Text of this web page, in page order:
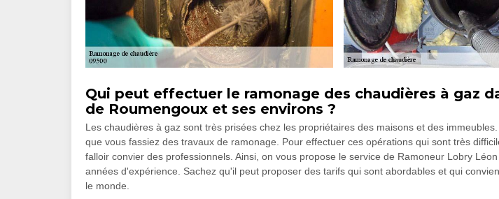
Qui peut effectuer le ramonage des chaudières à gaz
de Roumengoux et ses environs ?
Les chaudières à gaz sont très prisées chez les propriétaires des maisons et des
que vous fassiez des travaux de ramonage. Pour effectuer ces opérations qui sont très
falloir convier des professionnels. Ainsi, on vous propose le service de Ramoneur Lobry
années d'expérience. Sachez qu'il peut proposer des tarifs qui sont abordables et qui
le monde.